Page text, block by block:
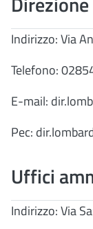
Indirizzo: Via
Telefono:
E-mail:
Pec:
Uffici
Indirizzo: Via